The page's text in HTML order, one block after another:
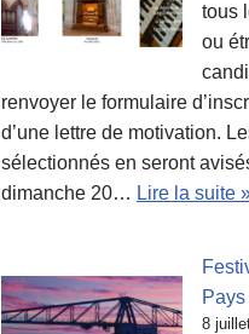
tous
ou
renvoyer le formulaire
d’une lettre de motivation.
sélectionnés en seront
dimanche 20… Lire la suite
8